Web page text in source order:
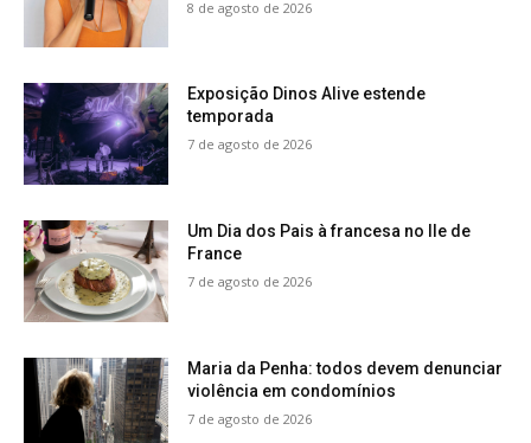
8 de agosto de 2026
Exposição Dinos Alive estende
temporada
7 de agosto de 2026
Um Dia dos Pais à francesa no Ile de
France
7 de agosto de 2026
Maria da Penha: todos devem denunciar
violência em condomínios
7 de agosto de 2026